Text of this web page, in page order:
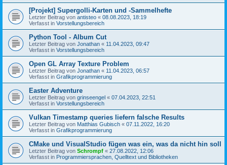
[Projekt] Supergolli-Karten und -Sammelhefte
Letzter Beitrag von antisteo « 08.08.2023, 18:19
Verfasst in Vorstellungsbereich
Python Tool - Album Cut
Letzter Beitrag von Jonathan « 11.04.2023, 09:47
Verfasst in Vorstellungsbereich
Open GL Array Texture Problem
Letzter Beitrag von Jonathan « 11.04.2023, 06:57
Verfasst in Grafikprogrammierung
Easter Adventure
Letzter Beitrag von grinseengel « 07.04.2023, 22:51
Verfasst in Vorstellungsbereich
Vulkan Timestamp queries liefern falsche Results
Letzter Beitrag von Matthias Gubisch « 07.11.2022, 16:20
Verfasst in Grafikprogrammierung
CMake und VisualStudio fügen was ein, was da nicht hin soll
Letzter Beitrag von Schrompf « 27.08.2022, 12:06
Verfasst in Programmiersprachen, Quelltext und Bibliotheken